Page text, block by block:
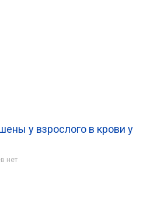
у взрослого в крови у
нет